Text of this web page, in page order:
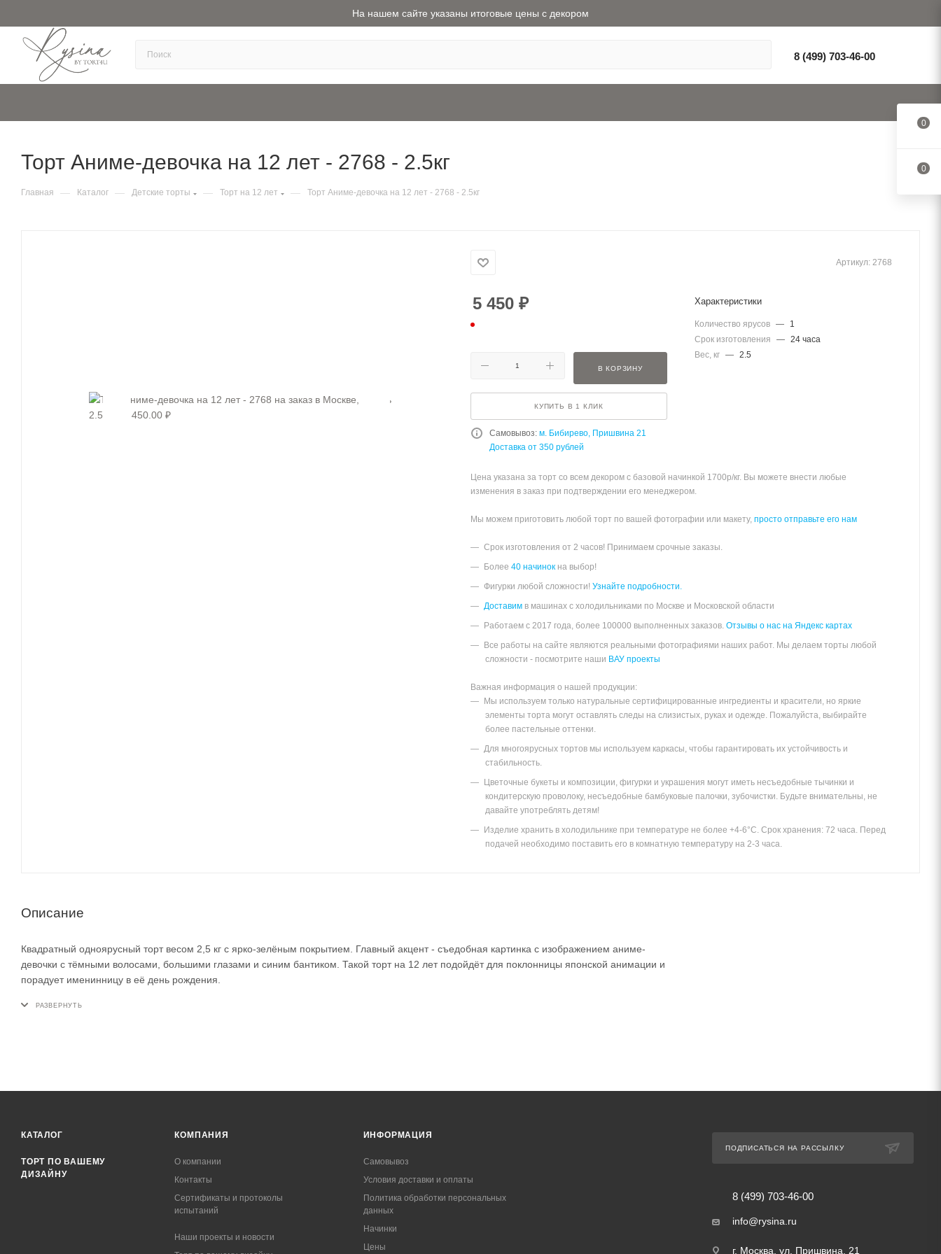
На нашем сайте указаны итоговые цены с декором
8 (499) 703-46-00
Торт Аниме-девочка на 12 лет - 2768 - 2.5кг
Главная — Каталог — Детские торты — Торт на 12 лет — Торт Аниме-девочка на 12 лет - 2768 - 2.5кг
Артикул: 2768
5 450 ₽
В КОРЗИНУ
КУПИТЬ В 1 КЛИК
Самовывоз: м. Бибирево, Пришвина 21
Доставка от 350 рублей
Характеристики
Количество ярусов —
1
Срок изготовления
— 24 часа
Вес, кг — 2.5
Цена указана за торт со всем декором с базовой начинкой 1700р/кг. Вы можете внести любые
изменения в заказ при подтверждении его менеджером.
Мы можем приготовить любой торт по вашей фотографии или макету, просто отправьте его нам
Срок изготовления от 2 часов! Принимаем срочные заказы.
Более 40 начинок на выбор!
Фигурки любой сложности! Узнайте подробности.
Доставим в машинах с холодильниками по Москве и Московской области
Работаем с 2017 года, более 100000 выполненных заказов. Отзывы о нас на Яндекс картах
Все работы на сайте являются реальными фотографиями наших работ. Мы делаем торты любой
сложности - посмотрите наши ВАУ проекты
Важная информация о нашей продукции:
Мы используем только натуральные сертифицированные ингредиенты и красители, но яркие
элементы торта могут оставлять следы на слизистых, руках и одежде. Пожалуйста, выбирайте
более пастельные оттенки.
Для многоярусных тортов мы используем каркасы, чтобы гарантировать их устойчивость и
стабильность.
Цветочные букеты и композиции, фигурки и украшения могут иметь несъедобные тычинки и
кондитерскую проволоку, несъедобные бамбуковые палочки, зубочистки. Будьте внимательны, не
давайте употреблять детям!
Изделие хранить в холодильнике при температуре не более +4-6°С. Срок хранения: 72 часа. Перед
подачей необходимо поставить его в комнатную температуру на 2-3 часа.
Описание
Квадратный одноярусный торт весом 2,5 кг с ярко-зелёным покрытием. Главный акцент - съедобная картинка с изображением аниме-
девочки с тёмными волосами, большими глазами и синим бантиком. Такой торт на 12 лет подойдёт для поклонницы японской анимации и
порадует именинницу в её день рождения.
КАТАЛОГ
ТОРТ ПО ВАШЕМУ
ДИЗАЙНУ
КОМПАНИЯ
О компании
Контакты
Сертификаты и протоколы
испытаний
Наши проекты и новости
ИНФОРМАЦИЯ
Самовывоз
Условия доставки и оплаты
Политика обработки персональных
данных
Начинки
Цены
ПОДПИСАТЬСЯ НА РАССЫЛКУ
8 (499) 703-46-00
info@rysina.ru
г. Москва, ул. Пришвина, 21
0
0